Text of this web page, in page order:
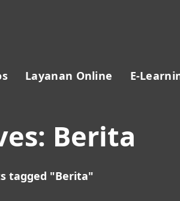
Layanan Online E-
Berita
tagged "Berita"